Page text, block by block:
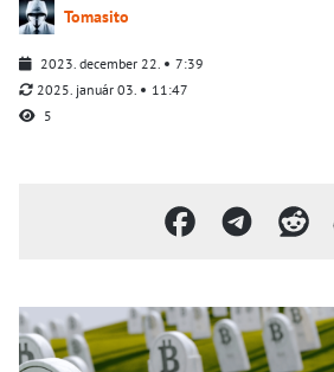
Tomasito
2023. december 22.
7:39
2025. január 03.
11:47
5